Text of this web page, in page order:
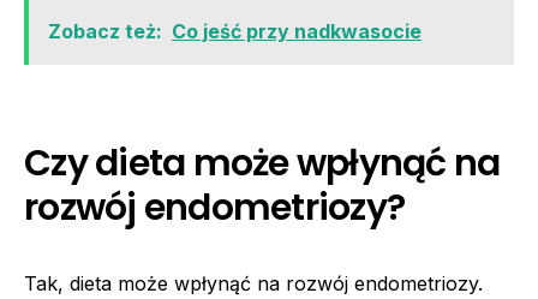
Zobacz też: Co jeść przy nadkwasocie
Czy dieta może wpłynąć na
rozwój endometriozy?
Tak, dieta może wpłynąć na rozwój endometriozy.